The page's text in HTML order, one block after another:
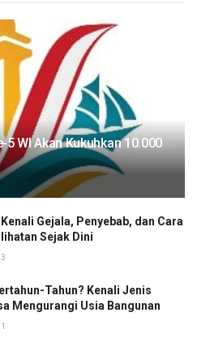
WI Akan Kukuhkan 10.000
Gejala, Penyebab, dan Cara
Sejak Dini
Tahun? Kenali Jenis
Mengurangi Usia Bangunan